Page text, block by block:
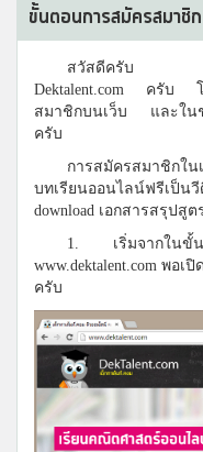
ขั้นตอนการสมัครสมาชิก
สวัสดีครับ พี่จะ
Dektalent.com ครับ โ
สมาชิกบนเว็บ และในช่
ครับ
การสมัครสมาชิกใ
บทเรียนออนไลน์ฟรีเป็
download เอกสารสรุปสู
1. เริ่มจากในขั้น
www.dektalent.com พ
ครับ